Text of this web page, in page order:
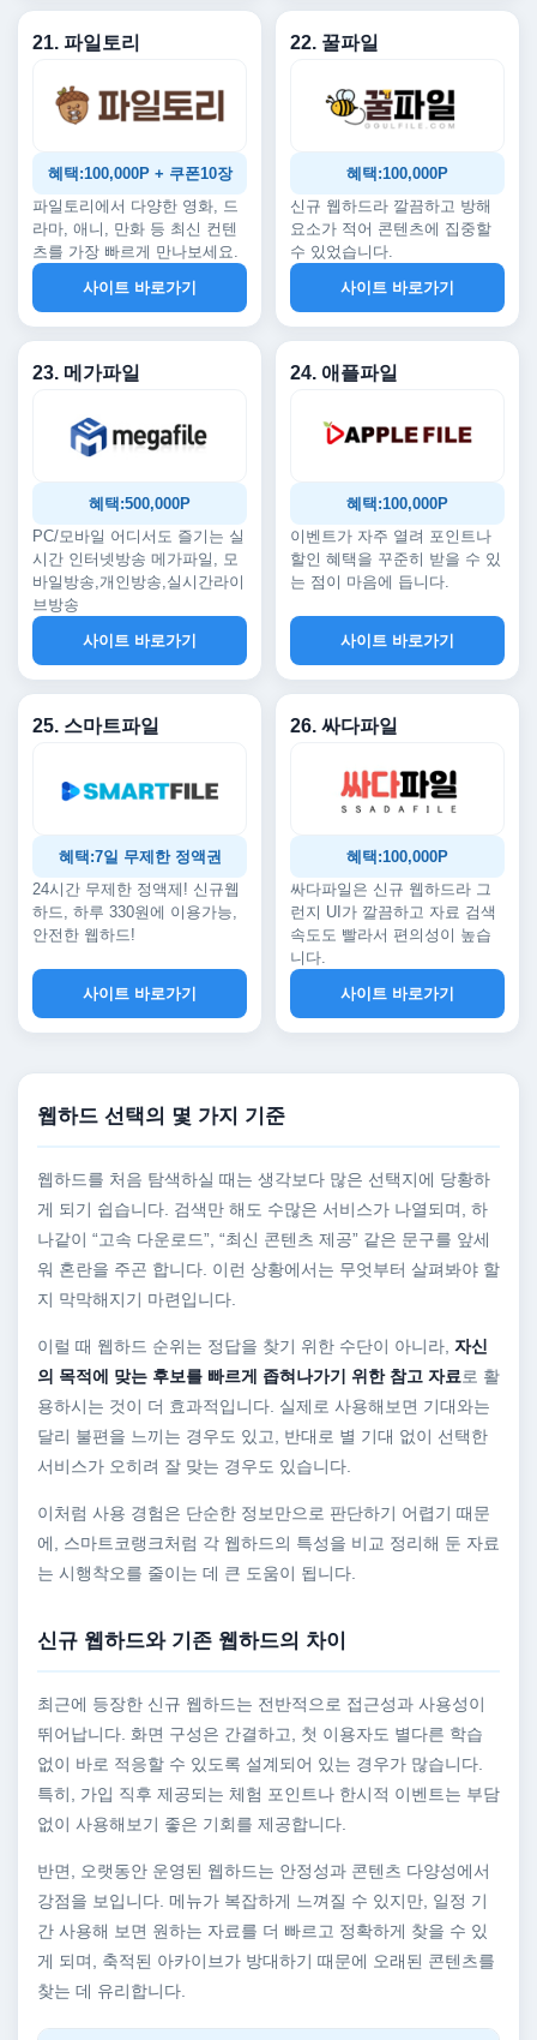
21. 파일토리
혜택:100,000P + 쿠폰10장
파일토리에서 다양한 영화, 드
라마, 애니, 만화 등 최신 컨텐
츠를 가장 빠르게 만나보세요.
사이트 바로가기
22. 꿀파일
혜택:100,000P
신규 웹하드라 깔끔하고 방해
요소가 적어 콘텐츠에 집중할
수 있었습니다.
사이트 바로가기
23. 메가파일
혜택:500,000P
PC/모바일 어디서도 즐기는 실
시간 인터넷방송 메가파일, 모
바일방송,개인방송,실시간라이
브방송
사이트 바로가기
24. 애플파일
혜택:100,000P
이벤트가 자주 열려 포인트나
할인 혜택을 꾸준히 받을 수 있
는 점이 마음에 듭니다.
사이트 바로가기
25. 스마트파일
혜택:7일 무제한 정액권
24시간 무제한 정액제! 신규웹
하드, 하루 330원에 이용가능,
안전한 웹하드!
사이트 바로가기
26. 싸다파일
혜택:100,000P
싸다파일은 신규 웹하드라 그
런지 UI가 깔끔하고 자료 검색
속도도 빨라서 편의성이 높습
니다.
사이트 바로가기
웹하드 선택의 몇 가지 기준
웹하드를 처음 탐색하실 때는 생각보다 많은 선택지에 당황하
게 되기 쉽습니다. 검색만 해도 수많은 서비스가 나열되며, 하
나같이 “고속 다운로드”, “최신 콘텐츠 제공” 같은 문구를 앞세
워 혼란을 주곤 합니다. 이런 상황에서는 무엇부터 살펴봐야 할
지 막막해지기 마련입니다.
이럴 때 웹하드 순위는 정답을 찾기 위한 수단이 아니라, 자신
의 목적에 맞는 후보를 빠르게 좁혀나가기 위한 참고 자료로 활
용하시는 것이 더 효과적입니다. 실제로 사용해보면 기대와는
달리 불편을 느끼는 경우도 있고, 반대로 별 기대 없이 선택한
서비스가 오히려 잘 맞는 경우도 있습니다.
이처럼 사용 경험은 단순한 정보만으로 판단하기 어렵기 때문
에, 스마트코랭크처럼 각 웹하드의 특성을 비교 정리해 둔 자료
는 시행착오를 줄이는 데 큰 도움이 됩니다.
신규 웹하드와 기존 웹하드의 차이
최근에 등장한 신규 웹하드는 전반적으로 접근성과 사용성이
뛰어납니다. 화면 구성은 간결하고, 첫 이용자도 별다른 학습
없이 바로 적응할 수 있도록 설계되어 있는 경우가 많습니다.
특히, 가입 직후 제공되는 체험 포인트나 한시적 이벤트는 부담
없이 사용해보기 좋은 기회를 제공합니다.
반면, 오랫동안 운영된 웹하드는 안정성과 콘텐츠 다양성에서
강점을 보입니다. 메뉴가 복잡하게 느껴질 수 있지만, 일정 기
간 사용해 보면 원하는 자료를 더 빠르고 정확하게 찾을 수 있
게 되며, 축적된 아카이브가 방대하기 때문에 오래된 콘텐츠를
찾는 데 유리합니다.